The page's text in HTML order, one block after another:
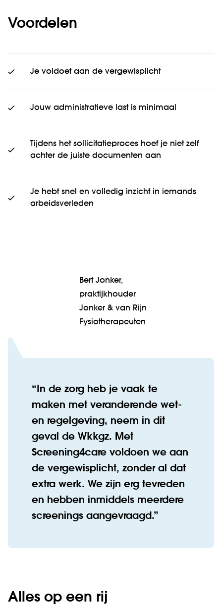
Voordelen
Je voldoet aan de vergewisplicht
Jouw administratieve last is minimaal
Tijdens het sollicitatieproces hoef je niet zelf
achter de juiste documenten aan
Je hebt snel en volledig inzicht in iemands
arbeidsverleden
Bert Jonker,
praktijkhouder
Jonker & van Rijn
Fysiotherapeuten
In de zorg heb je vaak te
maken met veranderende wet-
en regelgeving, neem in dit
geval de Wkkgz. Met
Screening4care voldoen we aan
de vergewisplicht, zonder al dat
extra werk. We zijn erg tevreden
en hebben inmiddels meerdere
screenings aangevraagd.
Alles op een rij